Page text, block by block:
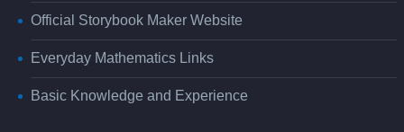
Official Storybook Maker Website
Everyday Mathematics Links
Basic Knowledge and Experience